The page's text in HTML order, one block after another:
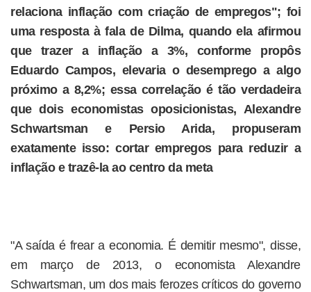
relaciona inflação com criação de empregos"; foi
uma resposta à fala de Dilma, quando ela afirmou
que trazer a inflação a 3%, conforme propôs
Eduardo Campos, elevaria o desemprego a algo
próximo a 8,2%; essa correlação é tão verdadeira
que dois economistas oposicionistas, Alexandre
Schwartsman e Persio Arida, propuseram
exatamente isso: cortar empregos para reduzir a
inflação e trazê-la ao centro da meta
"A saída é frear a economia. É demitir mesmo", disse,
em março de 2013, o economista Alexandre
Schwartsman, um dos mais ferozes críticos do governo